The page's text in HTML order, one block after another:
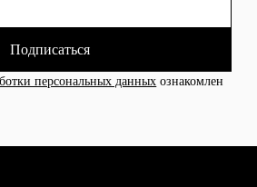
Подписаться
персональных данных ознакомлен